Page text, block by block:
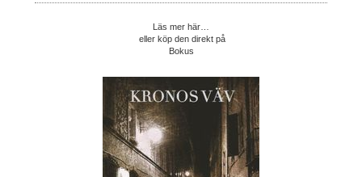
Läs mer här…
eller köp den direkt på
Bokus